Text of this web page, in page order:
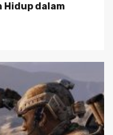
dalam